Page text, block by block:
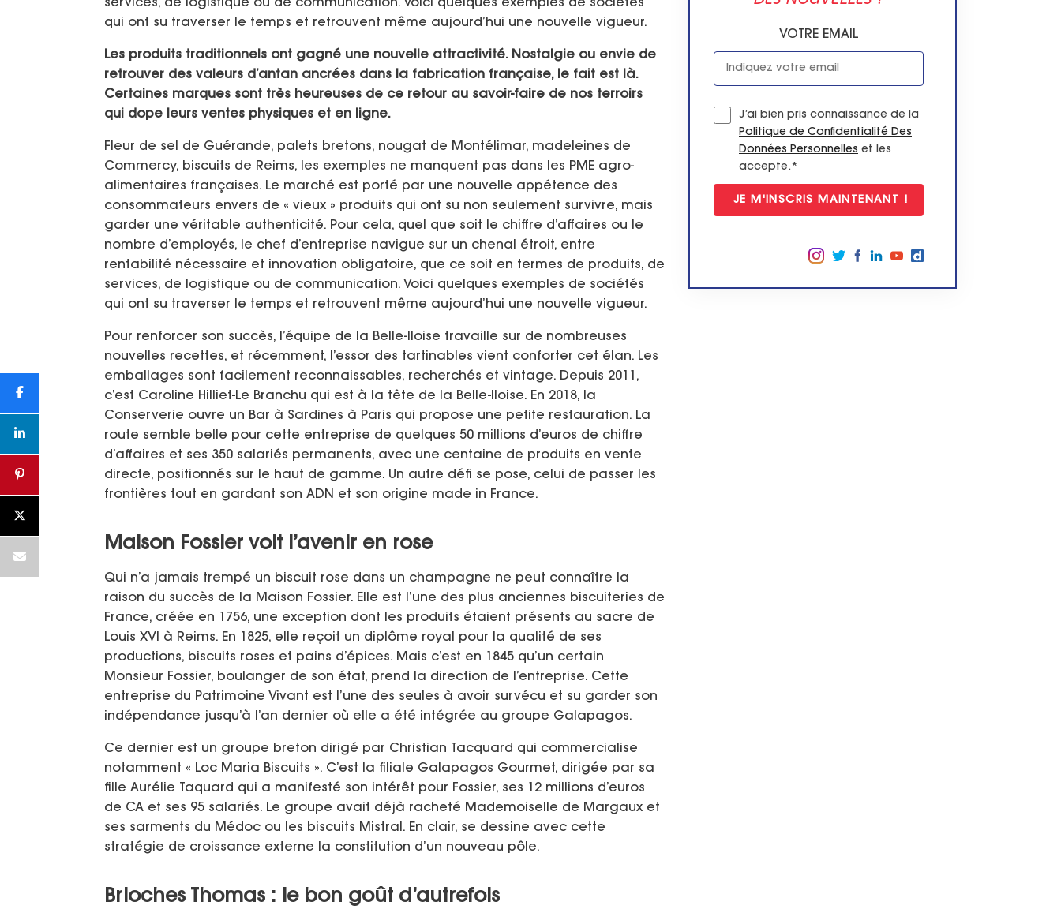
services, de logistique ou de communication. Voici quelques exemples de sociétés
qui ont su traverser le temps et retrouvent même aujourd’hui une nouvelle vigueur.
Les produits traditionnels ont gagné une nouvelle attractivité. Nostalgie ou envie de
retrouver des valeurs d’antan ancrées dans la fabrication française, le fait est là.
Certaines marques sont très heureuses de ce retour au savoir-faire de nos terroirs
qui dope leurs ventes physiques et en ligne.
Fleur de sel de Guérande, palets bretons, nougat de Montélimar, madeleines de
Commercy, biscuits de Reims, les exemples ne manquent pas dans les PME agro-
alimentaires françaises. Le marché est porté par une nouvelle appétence des
consommateurs envers de « vieux » produits qui ont su non seulement survivre, mais
garder une véritable authenticité. Pour cela, quel que soit le chiffre d’affaires ou le
nombre d’employés, le chef d’entreprise navigue sur un chenal étroit, entre
rentabilité nécessaire et innovation obligatoire, que ce soit en termes de produits, de
services, de logistique ou de communication. Voici quelques exemples de sociétés
qui ont su traverser le temps et retrouvent même aujourd’hui une nouvelle vigueur.
Pour renforcer son succès, l’équipe de la Belle-Iloise travaille sur de nombreuses
nouvelles recettes, et récemment, l’essor des tartinables vient conforter cet élan. Les
emballages sont facilement reconnaissables, recherchés et vintage. Depuis 2011,
c’est Caroline Hilliet-Le Branchu qui est à la tête de la Belle-Iloise. En 2018, la
Conserverie ouvre un Bar à Sardines à Paris qui propose une petite restauration. La
route semble belle pour cette entreprise de quelques 50 millions d’euros de chiffre
d’affaires et ses 350 salariés permanents, avec une centaine de produits en vente
directe, positionnés sur le haut de gamme. Un autre défi se pose, celui de passer les
frontières tout en gardant son ADN et son origine made in France.
Maison Fossier voit l’avenir en rose
Qui n’a jamais trempé un biscuit rose dans un champagne ne peut connaître la
raison du succès de la Maison Fossier. Elle est l’une des plus anciennes biscuiteries de
France, créée en 1756, une exception dont les produits étaient présents au sacre de
Louis XVI à Reims. En 1825, elle reçoit un diplôme royal pour la qualité de ses
productions, biscuits roses et pains d’épices. Mais c’est en 1845 qu’un certain
Monsieur Fossier, boulanger de son état, prend la direction de l’entreprise. Cette
entreprise du Patrimoine Vivant est l’une des seules à avoir survécu et su garder son
indépendance jusqu’à l’an dernier où elle a été intégrée au groupe Galapagos.
Ce dernier est un groupe breton dirigé par Christian Tacquard qui commercialise
notamment « Loc Maria Biscuits ». C’est la filiale Galapagos Gourmet, dirigée par sa
fille Aurélie Taquard qui a manifesté son intérêt pour Fossier, ses 12 millions d’euros
de CA et ses 95 salariés. Le groupe avait déjà racheté Mademoiselle de Margaux et
ses sarments du Médoc ou les biscuits Mistral. En clair, se dessine avec cette
stratégie de croissance externe la constitution d’un nouveau pôle.
Brioches Thomas : le bon goût d’autrefois
VOTRE EMAIL
J’ai bien pris connaissance de la
Politique de Confidentialité Des
Données Personnelles et les
accepte.*